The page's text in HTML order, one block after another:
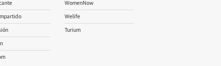
WomenNow
Welife
Turium